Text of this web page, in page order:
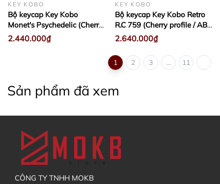
KEY KOBO
Bộ keycap Key Kobo
Monet's Psychedelic (Cherry
profile / ABS Double-shot)
2.440.000₫
KEY KOBO
Bộ keycap Key Kobo Retro
R.C 759 (Cherry profile / ABS
Double-shot)
2.640.000₫
1 2 3 ... 11
Sản phẩm đã xem
CÔNG TY TNHH MOKB